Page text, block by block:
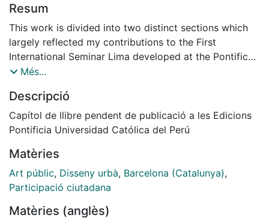
Resum
This work is divided into two distinct sections which
largely reflected my contributions to the First
International Seminar Lima developed at the Pontifical
Catholic University of Lima in August 2010.
The first section summarizes the process of making
the city that are the essence of so-called Barcelona
model and have achieved, in terms of strategic
international best practice in urban design and public
art
participation in the process of making the city, from
Més...
Descripció
Capítol de llibre pendent de publicació a les Edicions
Pontificia Universidad Católica del Perú
Matèries
Art públic, Disseny urbà, Barcelona (Catalunya),
Participació ciutadana
Matèries (anglès)